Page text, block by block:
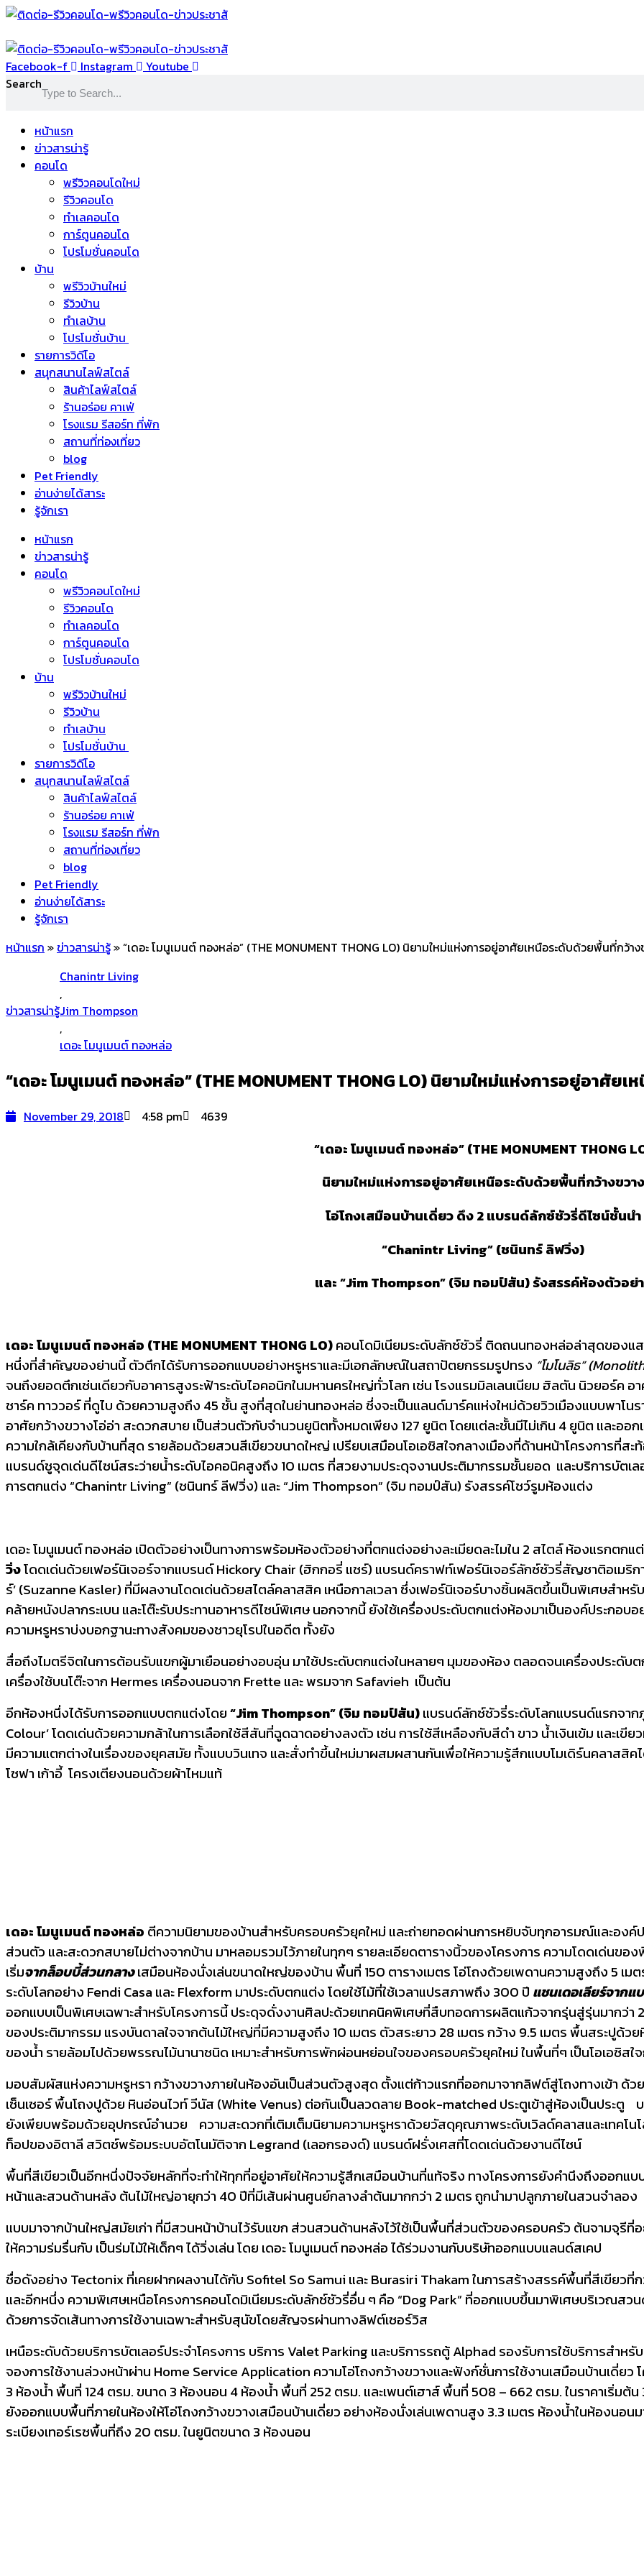
Skip
content
Facebook-f
Instagram
Youtube
Search
หน้าแรก
ข่าวสารน่ารู้
คอนโด
พรีวิวคอนโดใหม่
รีวิวคอนโด
ทำเลคอนโด
การ์ตูนคอนโด
โปรโมชั่นคอนโด
บ้าน
พรีวิวบ้านใหม่
รีวิวบ้าน
ทำเลบ้าน
โปรโมชั่นบ้าน
รายการวิดีโอ
สนุกสนานไลฟ์สไตล์
สินค้าไลฟ์สไตล์
ร้านอร่อย คาเฟ่
โรงแรม รีสอร์ท ที่พัก
สถานที่ท่องเที่ยว
blog
Pet Friendly
อ่านง่ายได้สาระ
รู้จักเรา
หน้าแรก
ข่าวสารน่ารู้
คอนโด
พรีวิวคอนโดใหม่
รีวิวคอนโด
ทำเลคอนโด
การ์ตูนคอนโด
โปรโมชั่นคอนโด
บ้าน
พรีวิวบ้านใหม่
รีวิวบ้าน
ทำเลบ้าน
โปรโมชั่นบ้าน
รายการวิดีโอ
สนุกสนานไลฟ์สไตล์
สินค้าไลฟ์สไตล์
ร้านอร่อย คาเฟ่
โรงแรม รีสอร์ท ที่พัก
สถานที่ท่องเที่ยว
blog
Pet Friendly
อ่านง่ายได้สาระ
รู้จักเรา
หน้าแรก »ข่าวสารน่ารู้»“เดอะ โมนูเมนต์ ทองหล่อ” (THE MONUMENT THONG LO) นิยามใหม่แห่งการอยู่อาศัยเหนือระดับด้วยพื้นที่กว้าง
ข่าวสารน่ารู้
Chanintr Living
,
Jim Thompson
,
เดอะ โมนูเมนต์ ทองหล่อ
“เดอะ โมนูเมนต์ ทองหล่อ” (THE MONUMENT THONG LO) นิยามใหม่แห่งการอยู่อาศัย
November 29, 2018 4:58 pm 4639
“เดอะ โมนูเมนต์ทองหล่อ” (THE MONUMENT THONG
นิยามใหม่แห่งการอยู่อาศัยเหนือระดับด้วยพื้นที่กว้างขวาง
โอ่โถงเสมือนบ้านเดี่ยวดึง2แบรนด์ลักซ์ชัวรี่ดีไซน์ชั้นนำ
“Chanintr Living” (ชนินทร์ ลิฟวิ่ง)
และ “Jim Thompson” (จิม ทอมป์สัน) รังสรรค์ห้องตัวอย่
เดอะ โมนูเมนต์ทองหล่อ (THE MONUMENT THONG LO)คอนโดมิเนียมระดับลักซ์ชัวรี่ ติดถนนทองหล่อล่าสุดของแ
หนึ่งที่สำคัญของย่านนี้ ตัวตึกได้รับการออกแบบอย่างหรูหราและมีเอกลักษณ์ในสถาปัตยกรรมรูปทรง “โมโนลิธ” (
จนถึงยอดตึกเช่นเดียวกับอาคารสูงระฟ้าระดับไอคอนิกในมหานครใหญ่ทั่วโลก เช่น โรงแรมมิลเลนเนียม ฮิลตัน นิวยอร์ค
ชาร์ค ทาววอร์ ที่ดูไบ ด้วยความสูงถึง 45 ชั้น สูงที่สุดในย่านทองหล่อ ซึ่งจะเป็นแลนด์มาร์คแห่งใหม่ด้วยวิวเมืองแบบพา
อาศัยกว้างขวางโอ่อ่า สะดวกสบาย เป็นส่วนตัวกับจำนวนยูนิตทั้งหมดเพียง 127 ยูนิต โดยแต่ละชั้นมีไม่เกิน 4 ยูนิต และอ
ความใกล้เคียงกับบ้านที่สุด รายล้อมด้วยสวนสีเขียวขนาดใหญ่ เปรียบเสมือนโอเอซิสใจกลางเมืองที่ด้านหน้าโครงการที่
แบรนด์ชูจุดเด่นดีไซน์สระว่ายน้ำระดับไอคอนิคสูงถึง 10 เมตร ที่สวยงามประดุจงานประติมากรรมชั้นยอด และบริการบัต
การตกแต่ง “Chanintr Living” (ชนินทร์ ลีฟวิ่ง) และ “Jim Thompson” (จิม ทอมป์สัน) รังสรรค์โชว์รูมห้องแต่ง
เดอะ โมนูเมนต์ ทองหล่อ เปิดตัวอย่างเป็นทางการพร้อมห้องตัวอย่างที่ตกแต่งอย่างละเมียดละไมใน 2 สไตล์ ห้องแรกตก
วิ่งโดดเด่นด้วยเฟอร์นิเจอร์จากแบรนด์ Hickory Chair (ฮิกกอรี่ แชร์) แบรนด์คราฟท์เฟอร์นิเจอร์ลักซ์ชัวรี่สัญชาติอเมริก
ร์’ (Suzanne Kasler) ที่มีผลงานโดดเด่นด้วยสไตล์คลาสสิค เหนือกาลเวลา ซึ่งเฟอร์นิเจอร์บางชิ้นผลิตขึ้นเป็นพิเศษสำห
คล้ายหนังปลากระเบน และโต๊ะรับประทานอาหารดีไซน์พิเศษ นอกจากนี้ ยังใช้เครื่องประดับตกแต่งห้องมาเป็นองค์ประก
ความหรูหราบ่งบอกฐานะทางสังคมของชาวยุโรปในอดีต ทั้งยัง
สื่อถึงไมตรีจิตในการต้อนรับแขกผู้มาเยือนอย่างอบอุ่น มาใช้ประดับตกแต่งในหลายๆ มุมของห้อง ตลอดจนเครื่องประดั
เครื่องใช้บนโต๊ะจาก Hermes เครื่องนอนจาก Frette และ พรมจาก Safavieh เป็นต้น
อีกห้องหนึ่งได้รับการออกแบบตกแต่งโดย“Jim Thompson” (จิม ทอมป์สัน)แบรนด์ลักซ์ชัวรี่ระดับโลกแบรนด์แรกจาก
Colour’ โดดเด่นด้วยความกล้าในการเลือกใช้สีสันที่ฉูดฉาดอย่างลงตัว เช่น การใช้สีเหลืองกับสีดำ ขาว น้ำเงินเข้ม และเ
มีความแตกต่างในเรื่องของยุคสมัย ทั้งแบบวินเทจ และสั่งทำขึ้นใหม่มาผสมผสานกันเพื่อให้ความรู้สึกแบบโมเดิร์นคลาส
โซฟา เก้าอี้ โครงเตียงนอนด้วยผ้าไหมแท้
เดอะ โมนูเมนต์ ทองหล่อ ตีความนิยามของบ้านสำหรับครอบครัวยุคใหม่ และถ่ายทอดผ่านการหยิบจับทุกอารมณ์และองค์
ส่วนตัว และสะดวกสบายไม่ต่างจากบ้าน มาหลอมรวมไว้ภายในทุกๆ รายละเอียดตารางนิ้วของโครงการ ความโดดเด่นข
เริ่มจากล็อบบี้ส่วนกลางเสมือนห้องนั่งเล่นขนาดใหญ่ของบ้าน พื้นที่ 150 ตารางเมตร โอ่โถงด้วยเพดานความสูงถึง 5 เม
ระดับโลกอย่าง Fendi Casa และ Flexform มาประดับตกแต่ง โดยใช้ไม้ที่ใช้เวลาแปรสภาพถึง 300 ปี แชนเดอเลียร์จาก
ออกแบบเป็นพิเศษเฉพาะสำหรับโครงการนี้ ประดุจดั่งงานศิลปะด้วยเทคนิคพิเศษที่สืบทอดการผลิตแก้วจากรุ่นสู่รุ่นมากว่า
ของประติมากรรม แรงบันดาลใจจากต้นไม้ใหญ่ที่มีความสูงถึง 10 เมตร ตัวสระยาว 28 เมตร กว้าง 9.5 เมตร พื้นสระปูด้
ของน้ำ รายล้อมไปด้วยพรรณไม้นานาชนิด เหมาะสำหรับการพักผ่อนหย่อนใจของครอบครัวยุคใหม่ ในพื้นที่ๆ เป็นโอเอซิสใ
มอบสัมผัสแห่งความหรูหรา กว้างขวางภายในห้องอันเป็นส่วนตัวสูงสุด ตั้งแต่ก้าวแรกที่ออกมาจากลิฟต์สู่โถงทางเข้า ด้ว
เซ็นเซอร์ พื้นโถงปูด้วย หินอ่อนไวท์ วีนัส (White Venus) ต่อกันเป็นลวดลาย Book-matched ประตูเข้าสู่ห้องเป็นประตู
ยังเพียบพร้อมด้วยอุปกรณ์อำนวย ความสะดวกที่เติมเต็มนิยามความหรูหราด้วยวัสดุคุณภาพระดับเวิลด์คลาสและเทคโน
ท็อปของอิตาลี สวิตช์พร้อมระบบอัตโนมัติจาก Legrand (เลอกรองด์) แบรนด์ฝรั่งเศสที่โดดเด่นด้วยงานดีไซน์
พื้นที่สีเขียวเป็นอีกหนึ่งปัจจัยหลักที่จะทำให้ทุกที่อยู่อาศัยให้ความรู้สึกเสมือนบ้านที่แท้จริง ทางโครงการยังคำนึงถึงออกแ
หน้าและสวนด้านหลัง ต้นไม้ใหญ่อายุกว่า 40 ปีที่มีเส้นผ่านศูนย์กลางลำต้นมากกว่า 2 เมตร ถูกนำมาปลูกภายในสวนจำลอง
แบบมาจากบ้านใหญ่สมัยเก่า ที่มีสวนหน้าบ้านไว้รับแขก ส่วนสวนด้านหลังไว้ใช้เป็นพื้นที่ส่วนตัวของครอบครัว ต้นจามจุรีที่
ให้ความร่มรื่นกับ เป็นร่มไม้ให้เด็กๆ ได้วิ่งเล่น โดย เดอะ โมนูเมนต์ ทองหล่อ ได้ร่วมงานกับบริษัทออกแบบแลนด์สเคป
ชื่อดังอย่าง Tectonix ที่เคยฝากผลงานได้กับ Sofitel So Samui และ Burasiri Thakam ในการสร้างสรรค์พื้นที่สีเขียว
และอีกหนึ่ง ความพิเศษเหนือโครงการคอนโดมิเนียมระดับลักซ์ชัวรี่อื่น ๆ คือ “Dog Park” ที่ออกแบบขึ้นมาพิเศษบริเวณส
ด้วยการจัดเส้นทางการใช้งานเฉพาะสำหรับสุนัขโดยสัญจรผ่านทางลิฟต์เซอร์วิส
เหนือระดับด้วยบริการบัตเลอร์ประจำโครงการ บริการ Valet Parking และบริการรถตู้ Alphad รองรับการใช้บริการสำ
จองการใช้งานล่วงหน้าผ่าน Home Service Application ความโอ่โถงกว้างขวางและฟังก์ชั่นการใช้งานเสมือนบ้านเดี่ย
3 ห้องน้ำ พื้นที่ 124 ตรม. ขนาด 3 ห้องนอน 4 ห้องน้ำ พื้นที่ 252 ตรม. และเพนต์เฮาส์ พื้นที่ 508 – 662 ตรม. ในราคาเริ่
ยังออกแบบพื้นที่ภายในห้องให้โอ่โถงกว้างขวางเสมือนบ้านเดี่ยว อย่างห้องนั่งเล่นเพดานสูง 3.3 เมตร ห้องน้ำในห้องนอ
ระเบียงเทอร์เรซพื้นที่ถึง 20 ตรม. ในยูนิตขนาด 3 ห้องนอน